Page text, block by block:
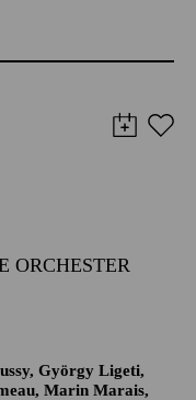
György Ligeti,
Marin Marais,